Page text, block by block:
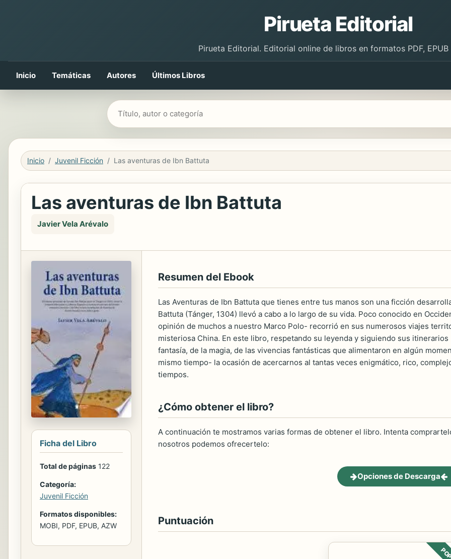
Pirueta Editorial
Pirueta Editorial. Editorial online de libros en formatos PDF, EPUB
Inicio Temáticas Autores Últimos Libros
Buscar libros
Inicio Juvenil Ficción Las aventuras de Ibn Battuta
Las aventuras de Ibn Battuta
Javier Vela Arévalo
Ficha del Libro
Total de páginas 122
Categoría:
Juvenil Ficción
Formatos disponibles:
MOBI, PDF, EPUB, AZW
Resumen del Ebook
Las Aventuras de Ibn Battuta que tienes entre tus manos son una ficción
Battuta (Tánger, 1304) llevó a cabo a lo largo de su vida. Poco conocido en
opinión de muchos a nuestro Marco Polo- recorrió en sus numerosos viajes
misteriosa China. En este libro, respetando su leyenda y siguiendo sus
fantasía, de la magia, de las vivencias fantásticas que alimentaron en algún
mismo tiempo- la ocasión de acercarnos al tantas veces enigmático, rico,
tiempos.
¿Cómo obtener el libro?
A continuación te mostramos varias formas de obtener el libro. Intenta
nosotros podemos ofrecertelo:
Opciones de Descarga
Puntuación